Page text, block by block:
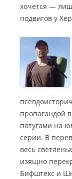
хочется —
подвигов у
пропагандой
потугами на
серии. В
весь
изящно
Бифштекс и